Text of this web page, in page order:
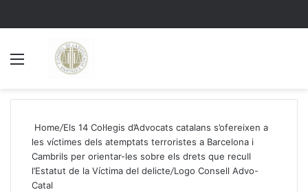
Home/Els 14 Col·legis d’Advocats catalans s’ofereixen a
les víctimes dels atemptats terroristes a Barcelona i
Cambrils per orientar-les sobre els drets que recull
l’Estatut de la Víctima del delicte/Logo Consell Advo-
Catal